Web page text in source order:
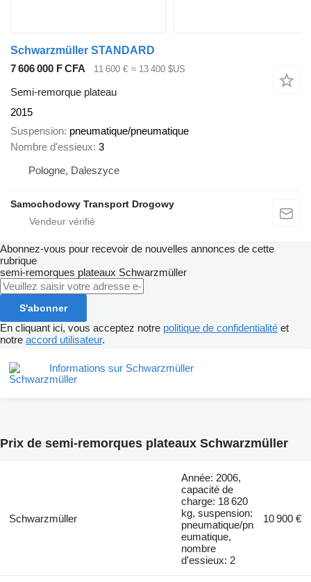
Schwarzmüller STANDARD
7 606 000 F CFA
11 600 € ≈ 13 400 $US
Semi-remorque plateau
2015
Suspension pneumatique/pneumatique
Nombre d'essieux 3
Pologne, Daleszyce
Samochodowy Transport Drogowy
Abonnez-vous pour recevoir de nouvelles annonces de cette
rubrique
semi-remorques plateaux Schwarzmüller
S'abonner
En cliquant ici, vous acceptez notre politique de confidentialité et
notre accord utilisateur.
Informations sur Schwarzmüller
Prix de semi-remorques plateaux Schwarzmüller
Schwarzmüller
Année: 2006,
capacité de
charge: 18 620
kg, suspension:
pneumatique/pn
eumatique,
nombre
d'essieux: 2
10 900 €